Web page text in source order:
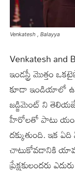
Venkatesh , Balayya
Venkatesh and
ఇండస్ట్రీ మొత్తం
కూడా ఇండియాలో
జడ్జిమెంట్ ని
హీరోలతో పాటు
దక్కుతుంది. ఇక
చాటుకోవడానికి
ప్రేక్షకులందరు